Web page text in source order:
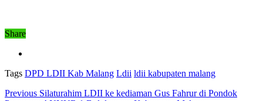
Share
Tags DPD LDII Kab Malang Ldii ldii kabupaten malang
Previous Silaturahim LDII ke kediaman Gus Fahrur di Pondok